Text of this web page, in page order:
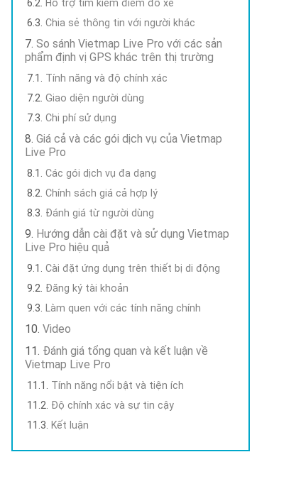
Hỗ trợ tìm kiếm điểm đỗ xe
Chia sẻ thông tin với người khác
So sánh Vietmap Live Pro với các sản
phẩm định vị GPS khác trên thị trường
Tính năng và độ chính xác
Giao diện người dùng
Chi phí sử dụng
Giá cả và các gói dịch vụ của Vietmap
Live Pro
Các gói dịch vụ đa dạng
Chính sách giá cả hợp lý
Đánh giá từ người dùng
Hướng dẫn cài đặt và sử dụng Vietmap
Live Pro hiệu quả
Cài đặt ứng dụng trên thiết bị di động
Đăng ký tài khoản
Làm quen với các tính năng chính
Video
Đánh giá tổng quan và kết luận về
Vietmap Live Pro
Tính năng nổi bật và tiện ích
Độ chính xác và sự tin cậy
Kết luận